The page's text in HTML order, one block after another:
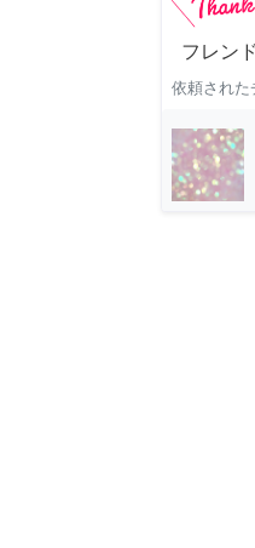
フレン
依頼された